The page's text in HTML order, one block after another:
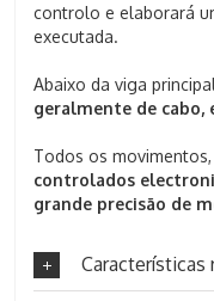
controlo e elaborará
executada.
Abaixo da viga
geralmente de cabo,
Todos os
controlados
grande precisão de
Características